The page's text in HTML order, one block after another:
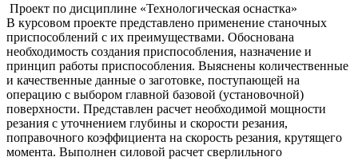
Проект по дисциплине «Технологическая оснастка»
В курсовом проекте представлено применение станочных
приспособлений с их преимуществами. Обоснована
необходимость создания приспособления, назначение и
принцип работы приспособления. Выяснены количественные
и качественные данные о заготовке, поступающей на
операцию с выбором главной базовой (установочной)
поверхности. Представлен расчет необходимой мощности
резания с уточнением глубины и скорости резания,
поправочного коэффициента на скорость резания, крутящего
момента. Выполнен силовой расчет сверлильного